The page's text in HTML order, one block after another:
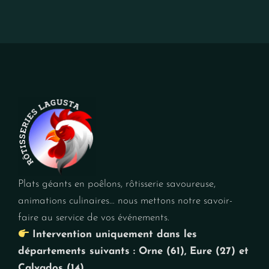
Plats géants en poêlons, rôtisserie savoureuse,
animations culinaires… nous mettons notre savoir-
faire au service de vos événements.
Intervention uniquement dans les
départements suivants : Orne (61), Eure (27) et